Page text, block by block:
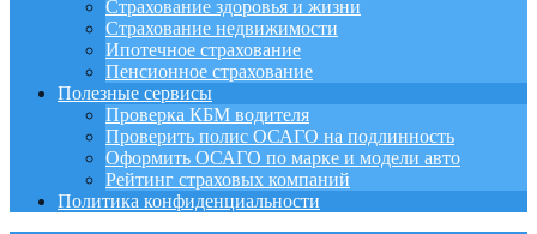
Страхование здоровья и жизни
Страхование недвижимости
Ипотечное страхование
Пенсионное страхование
Полезные сервисы
Проверка КБМ водителя
Проверить полис ОСАГО на подлинность
Оформить ОСАГО по марке и модели авто
Рейтинг страховых компаний
Политика конфиденциальности